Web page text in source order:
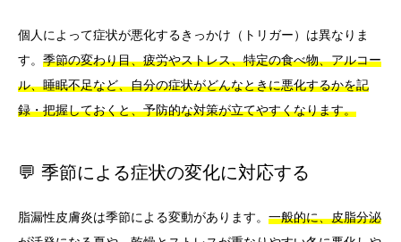
個人によって症状が悪化するきっかけ（トリガー）は異なりま
す。 季節の変わり目、疲労やストレス、特定の食べ物、アルコー
ル、睡眠不足など、自分の症状がどんなときに悪化するかを記
録・把握しておくと、予防的な対策が立てやすくなります。
💬 季節による症状の変化に対応する
脂漏性皮膚炎は季節による変動があります。 一般的に、皮脂分泌